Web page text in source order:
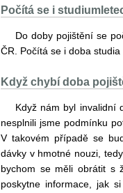
Počítá se i
Do doby pojištění se
ČR. Počítá se i doba
Když chybí doba
Když nám byl invalidní
nesplnili jsme podmínku
V takovém případě se
dávky v hmotné nouzi,
bychom se měli obrátit s
poskytne informace, jak